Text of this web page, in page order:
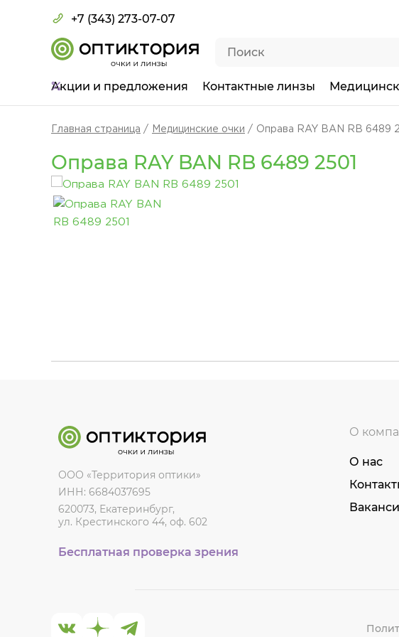
+7 (343) 273-07-07
Акции и предложения Контактные линзы
Главная страница Медицинские очки Оправа RAY BAN RB 6489
Оправа RAY BAN RB 6489 2501
ООО «Территория оптики»
ИНН: 6684037695
620073, Екатеринбург,
ул. Крестинского 44, оф. 602
Бесплатная проверка зрения
О
О нас